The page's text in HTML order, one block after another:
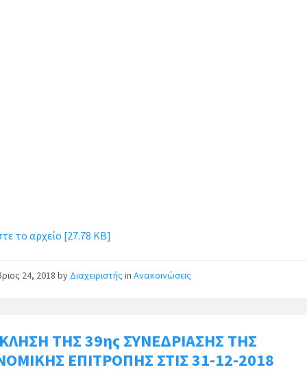
το αρχείο [27.78 KB]
24, 2018by Διαχειριστής inΑνακοινώσεις
ΤΗΣ 39ης ΣΥΝΕΔΡΙΑΣΗΣ ΤΗΣ
ΕΠΙΤΡΟΠΗΣ ΣΤΙΣ 31-12-2018